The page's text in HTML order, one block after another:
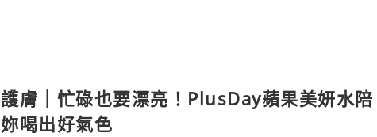
護膚｜忙碌也要漂亮！PlusDay蘋果美妍水陪
妳喝出好氣色